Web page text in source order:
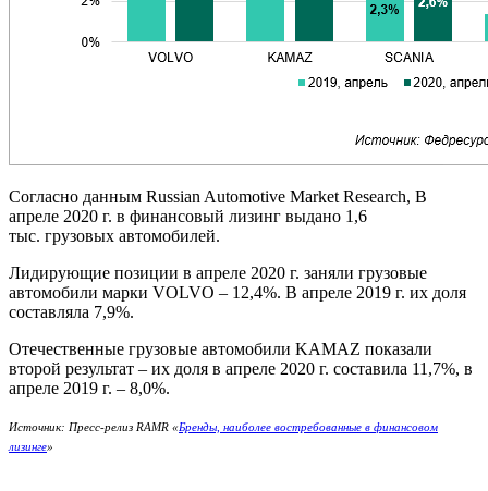
Согласно данным Russian Automotive Market Research, В
апреле 2020 г. в финансовый лизинг выдано 1,6
тыс. грузовых автомобилей.
Лидирующие позиции в апреле 2020 г. заняли грузовые
автомобили марки VOLVO – 12,4%. В апреле 2019 г. их доля
составляла 7,9%.
Отечественные грузовые автомобили KAMAZ показали
второй результат – их доля в апреле 2020 г. составила 11,7%, в
апреле 2019 г. – 8,0%.
Источник: Пресс-релиз RAMR «Бренды, наиболее востребованные в финансовом
лизинге»